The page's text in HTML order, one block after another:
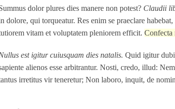
dolor plures dies manere non potest? Claudii
dolore, qui torqueatur. Res enim se praeclare
vitam et voluptatem pleniorem efficit. Confecta
est igitur cuiusquam dies natalis. Quid igitur
alienos esse arbitrantur. Nosti, credo, illud:
irretitus vir teneretur; Non laboro, inquit, de